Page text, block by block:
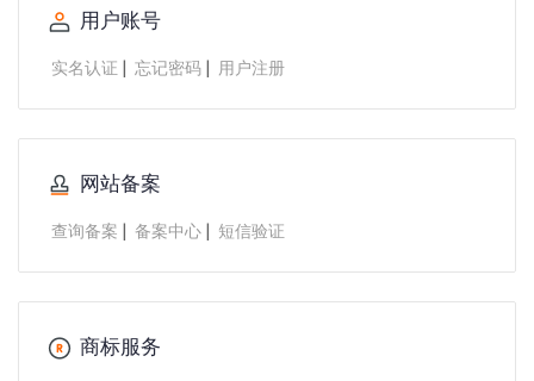
用户账号
实名认证 | 忘记密码 | 用户注册
网站备案
查询备案 | 备案中心 | 短信验证
商标服务